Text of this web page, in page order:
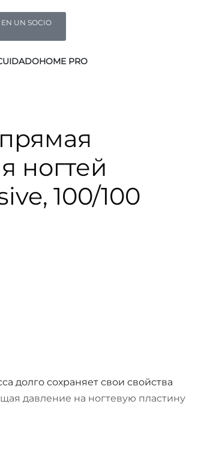
UN SOCIO
HOME PRO
ногтей
100/100
долго сохраняет свои свойства
давление на ногтевую пластину